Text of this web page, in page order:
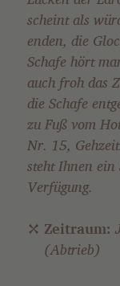
scheint als
enden, die
Schafe hört
auch froh das
die Schafe
zu Fuß vom
Nr. 15,
steht Ihnen
Verfügung.
Zeitraum:
(Abtrieb)